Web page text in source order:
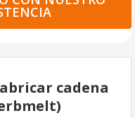
cadena